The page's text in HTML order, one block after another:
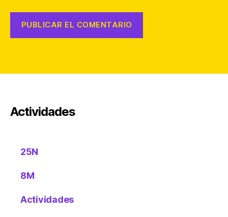
Actividades
25N
8M
Actividades